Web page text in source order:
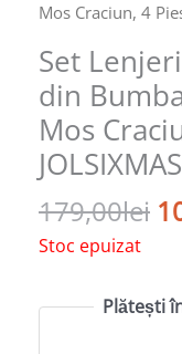
Mos Craciun, 4
Set
din
Mos
179,00lei
Stoc epuizat
Plătești